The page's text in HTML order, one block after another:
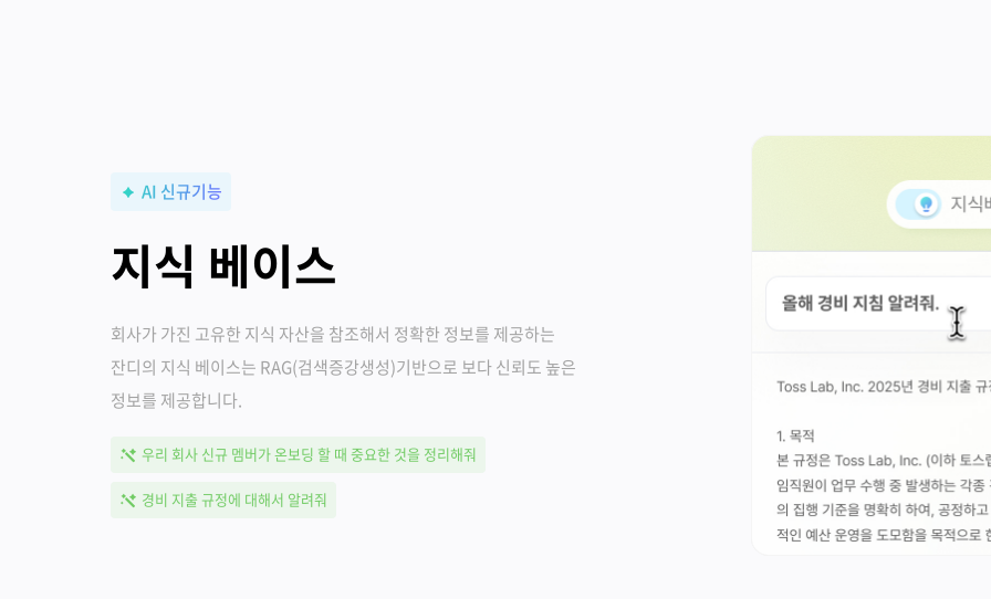
AI 신규기능
지식 베이스
회사가 가진 고유한 지식 자산을 참조해서 정확한 정보를 제공하는
잔디의 지식 베이스는 RAG(검색증강생성)기반으로 보다 신뢰도 높은
정보를 제공합니다.
우리 회사 신규 멤버가 온보딩 할 때 중요한 것을 정리해줘
경비 지출 규정에 대해서 알려줘